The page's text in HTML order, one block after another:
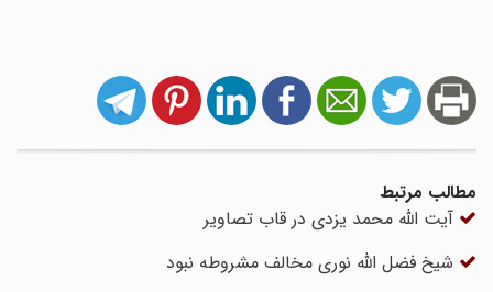
مطالب مرتبط
آیت الله محمد یزدی در قاب تصاویر
شیخ فضل الله نوری مخالف مشروطه نبود